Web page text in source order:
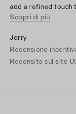
add a refined touch
an afternoon lunch
timeless.
Scopri di più
Jerry
Recensione
Recensito sul sito